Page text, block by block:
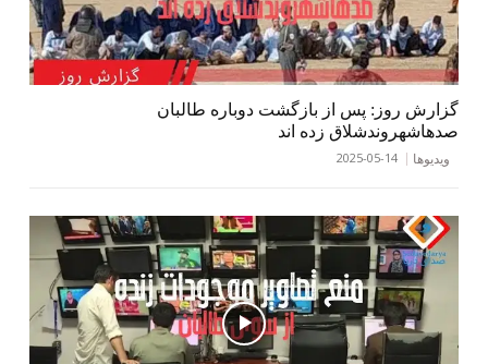
گزارش روز: پس از بازگشت دوباره طالبان
صدهاشهروندشلاق زده اند
ویدیوها 2025-05-14